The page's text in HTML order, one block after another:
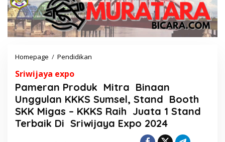
Homepage / Pendidikan
e
r
a
n
P
r
Sriwijaya expo
Pameran Produk Mitra Binaan
Unggulan KKKS Sumsel, Stand Booth
SKK Migas – KKKS Raih Juata 1 Stand
Terbaik Di Sriwijaya Expo 2024